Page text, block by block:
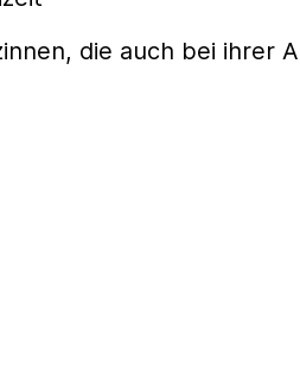
die auch bei ihrer